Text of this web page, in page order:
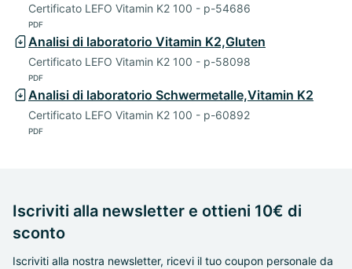
Certificato LEFO Vitamin K2 100 - p-54686
PDF
Analisi di laboratorio Vitamin K2,Gluten
Certificato LEFO Vitamin K2 100 - p-58098
PDF
Analisi di laboratorio Schwermetalle,Vitamin K2
Certificato LEFO Vitamin K2 100 - p-60892
PDF
Iscriviti alla newsletter e ottieni 10€ di
sconto
Iscriviti alla nostra newsletter, ricevi il tuo coupon personale da